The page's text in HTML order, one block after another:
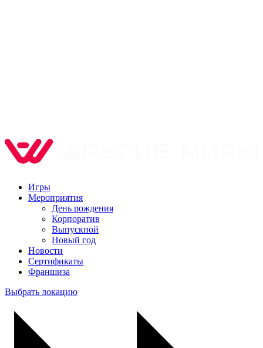
Игры
Мероприятия
День рождения
Корпоратив
Выпускной
Новый год
Новости
Сертификаты
Франшиза
Выбрать локацию